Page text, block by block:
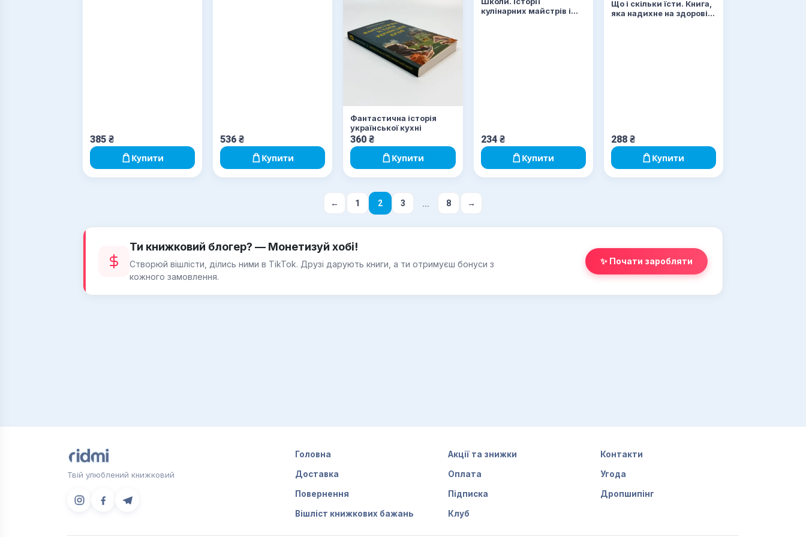
385 ₴
Купити
536₴
Купити
Фантастична історія
української кухні
360₴
Купити
кулінарних майстрів і
234 ₴
Купити
Що і скільки їсти. Книга,
яка надихне на здорові
288 ₴
Купити
← 1 2 3 ... 8 →
Ти книжковий блогер? — Монетизуй хобі!
Створюй вішлісти, ділись ними в TikTok. Друзі дарують книги, а ти отримуєш бонуси з
кожного замовлення.
✨ Почати заробляти
Твій улюблений книжковий
Головна Акції та знижки Контакти
Доставка Оплата Угода
Повернення Підписка Дропшипінг
Вішліст книжкових бажань Клуб